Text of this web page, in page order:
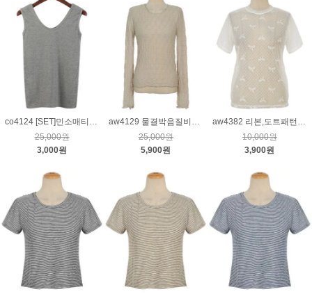
co4124 [SET]민소매티&스커트_그레이
25,000원
3,000원
aw4129 물결박음질비침스판티_베이지
25,000원
5,900원
aw4382 리본,도트패턴시스루티_크림
10,000원
3,900원